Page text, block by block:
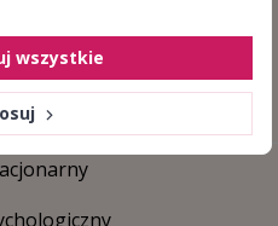
- pt. 8:00 - 15:00)
wszystkie